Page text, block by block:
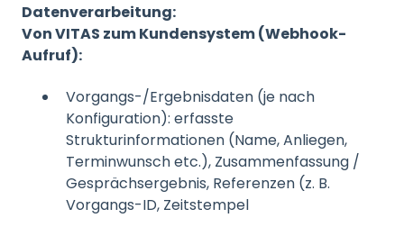
Datenverarbeitung:
Von VITAS zum Kundensystem (Webhook-
Aufruf):
Vorgangs-/Ergebnisdaten (je nach
Konfiguration): erfasste
Strukturinformationen (Name, Anliegen,
Terminwunsch etc.), Zusammenfassung /
Gesprächsergebnis, Referenzen (z. B.
Vorgangs-ID, Zeitstempel